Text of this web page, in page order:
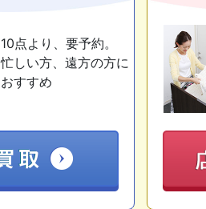
10点より、要予約。
忙しい方、遠方の方に
おすすめ